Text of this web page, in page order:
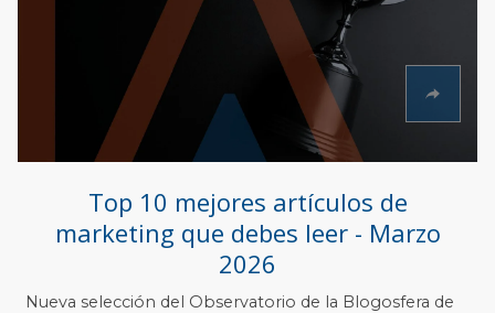
Top 10 mejores artículos de
marketing que debes leer - Marzo
2026
Nueva selección del Observatorio de la Blogosfera de